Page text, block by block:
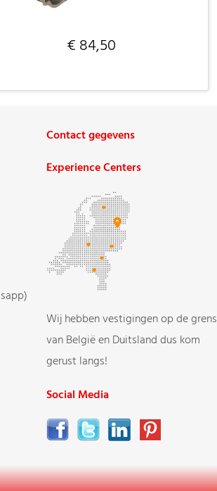
€ 84,50
Contact gegevens
Experience Centers
Wij hebben vestigingen op de grens
van België en Duitsland dus kom
gerust langs!
Social Media